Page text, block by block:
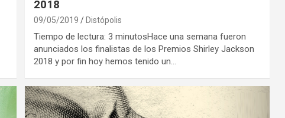
2018
09/05/2019 Distópolis
Tiempo de lectura: 3 minutosHace una semana fueron
anunciados los finalistas de los Premios Shirley Jackson
2018 y por fin hoy hemos tenido un…